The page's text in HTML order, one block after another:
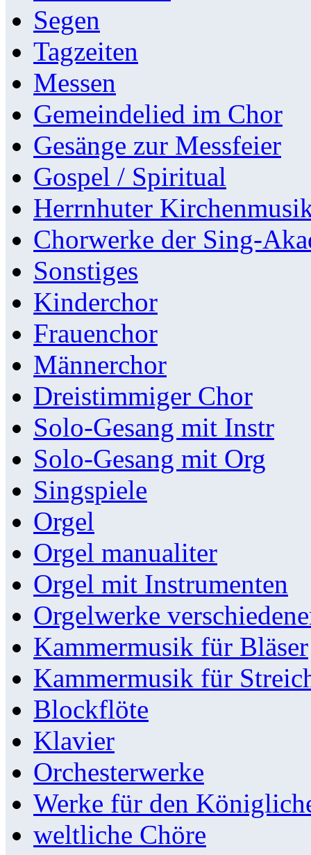
Segen
Tagzeiten
Messen
Gemeindelied im Chor
Gesänge zur Messfeier
Gospel / Spiritual
Herrnhuter
Chorwerke der Sing-
Sonstiges
Kinderchor
Frauenchor
Männerchor
Dreistimmiger Chor
Solo-Gesang mit Instr
Solo-Gesang mit Org
Singspiele
Orgel
Orgel manualiter
Orgel mit Instrumenten
Orgelwerke
Kammermusik für Bläser
Kammermusik für
Blockflöte
Klavier
Orchesterwerke
Werke für den
weltliche Chöre